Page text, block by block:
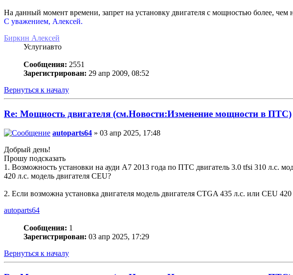
На данный момент времени, запрет на установку двигателя с мощностью более, чем
С уважением, Алексей.
Биркин Алексей
Услугиавто
Сообщения: 2551
Зарегистрирован: 29 апр 2009, 08:52
Вернуться к началу
Re: Мощность двигателя (см.Новости:Изменение мощности в ПТС)
autoparts64 » 03 апр 2025, 17:48
Добрый день!
Прошу подсказать
1. Возможность установки на ауди А7 2013 года по ПТС двигатель 3.0 tfsi 310 л.с.
420 л.с. модель двигателя CEU?
2. Если возможна установка двигателя модель двигателя CTGA 435 л.с. или CEU
autoparts64
Сообщения: 1
Зарегистрирован: 03 апр 2025, 17:29
Вернуться к началу